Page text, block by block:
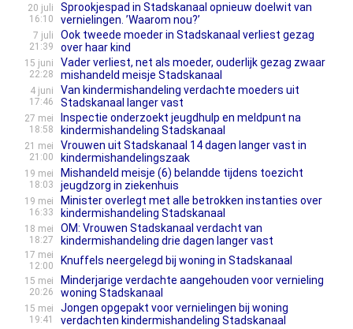
20 juli
16:10
Sprookjespad in Stadskanaal opnieuw doelwit van
vernielingen. ’Waarom nou?’
7 juli
21:39
Ook tweede moeder in Stadskanaal verliest gezag
over haar kind
15 juni
22:28
Vader verliest, net als moeder, ouderlijk gezag zwaar
mishandeld meisje Stadskanaal
4 juni
17:46
Van kindermishandeling verdachte moeders uit
Stadskanaal langer vast
27 mei
18:58
Inspectie onderzoekt jeugdhulp en meldpunt na
kindermishandeling Stadskanaal
21 mei
21:00
Vrouwen uit Stadskanaal 14 dagen langer vast in
kindermishandelingszaak
19 mei
18:03
Mishandeld meisje (6) belandde tijdens toezicht
jeugdzorg in ziekenhuis
19 mei
16:33
Minister overlegt met alle betrokken instanties over
kindermishandeling Stadskanaal
18 mei
18:27
OM: Vrouwen Stadskanaal verdacht van
kindermishandeling drie dagen langer vast
17 mei
12:00
Knuffels neergelegd bij woning in Stadskanaal
15 mei
20:26
Minderjarige verdachte aangehouden voor vernieling
woning Stadskanaal
15 mei
19:41
Jongen opgepakt voor vernielingen bij woning
verdachten kindermishandeling Stadskanaal